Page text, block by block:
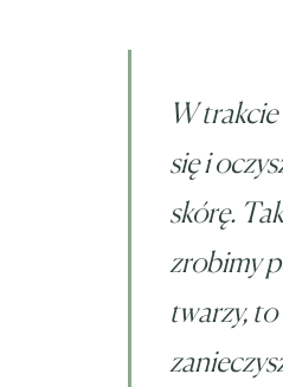
W
się i
skórę.
zrobimy
twarzy,